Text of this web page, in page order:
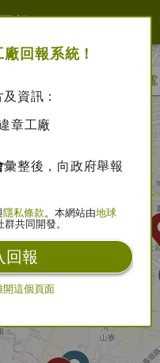
報
回報系統！
資訊：
章工廠
彙整後，向政府舉報
隱私條款。本網站由地球
群共同開發。
回報
開這個頁面
已斷電